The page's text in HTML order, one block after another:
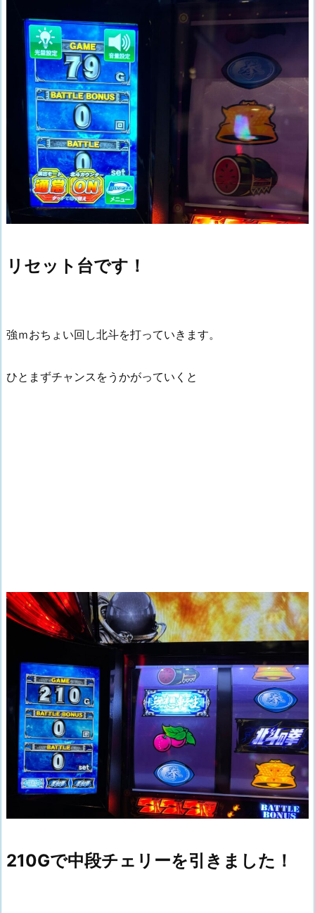
リセット台です！
強ｍおちょい回し北斗を打っていきます。
ひとまずチャンスをうかがっていくと
210Gで中段チェリーを引きました！